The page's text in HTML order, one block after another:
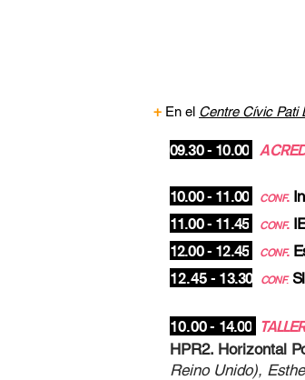
+ En el Centre Cívic Pati
09.30 - 10.00 A
10.00 - 11.00 CONF.
11.00 - 11.45 CONF.
12.00 - 12.45 CONF.
12.45- 13.30 CONF.
10.00 - 14.00
HPR2. Horizontal
Reino Unido),